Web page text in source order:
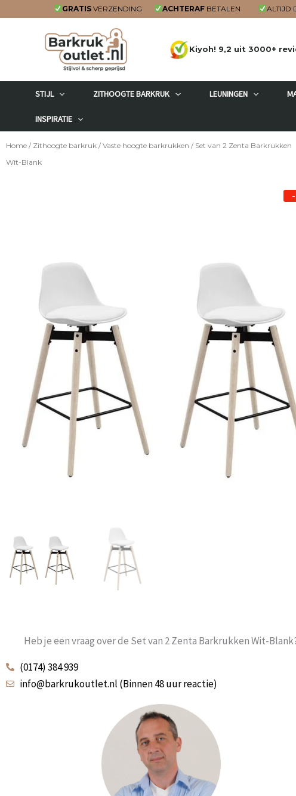
GRATIS VERZENDING ACHTERAF BETALEN ALTIJD
Kiyoh! 9,2 uit 3000+
STIJL ZITHOOGTE BARKRUK LEUNINGEN
INSPIRATIE
Home / Zithoogte barkruk / Vaste hoogte barkrukken / Set van 2 Zenta Barkrukken
Wit-Blank
Heb je een vraag over de Set van 2 Zenta Barkrukken Wit-
(0174) 384 939
info@barkrukoutlet.nl (Binnen 48 uur reactie)